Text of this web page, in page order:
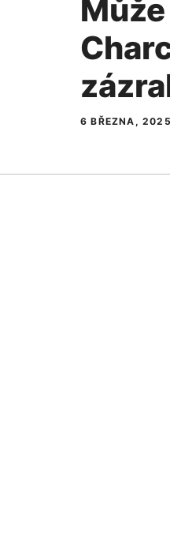
6 BŘEZNA, 2025